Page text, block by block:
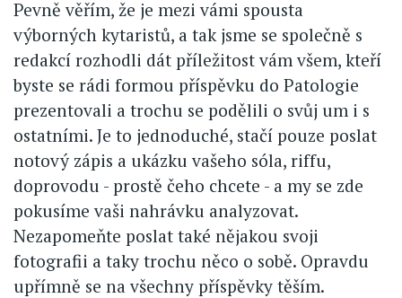
Pevně věřím, že je mezi vámi spousta
výborných kytaristů, a tak jsme se společně s
redakcí rozhodli dát příležitost vám všem, kteří
byste se rádi formou příspěvku do Patologie
prezentovali a trochu se podělili o svůj um i s
ostatními. Je to jednoduché, stačí pouze poslat
notový zápis a ukázku vašeho sóla, riffu,
doprovodu - prostě čeho chcete - a my se zde
pokusíme vaši nahrávku analyzovat.
Nezapomeňte poslat také nějakou svoji
fotografii a taky trochu něco o sobě. Opravdu
upřímně se na všechny příspěvky těším.